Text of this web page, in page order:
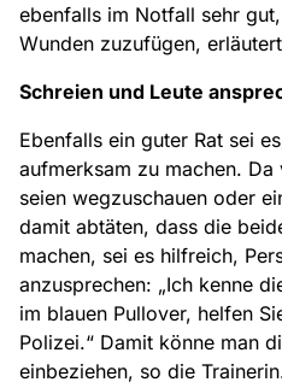
ebenfalls im Notfall sehr
Wunden zuzufügen,
Schreien und Leute
Ebenfalls ein guter Rat sei
aufmerksam zu machen.
seien wegzuschauen oder
damit abtäten, dass die
machen, sei es hilfreich,
anzusprechen: „Ich kenne
im blauen Pullover, helfen
Polizei.“ Damit könne man
einbeziehen, so die